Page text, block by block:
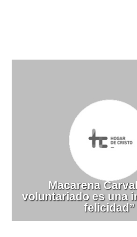
Macarena
voluntariado es una
felicidad”